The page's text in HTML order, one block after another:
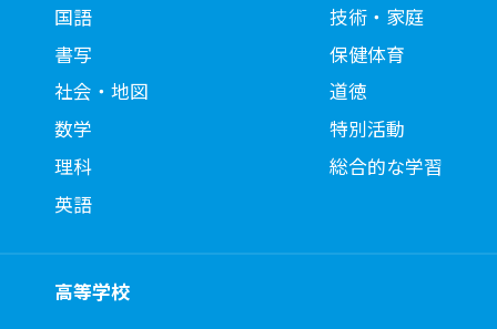
国語
書写
社会・地図
数学
理科
英語
技術・家庭
保健体育
道徳
特別活動
総合的な学習
高等学校